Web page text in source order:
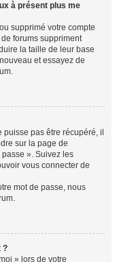
à présent plus me
supprimé votre compte
forums suppriment
la taille de leur base
et essayez de
pas être récupéré, il
sur la page de
». Suivez les
vous connecter de
mot de passe, nous
?
» lors de votre